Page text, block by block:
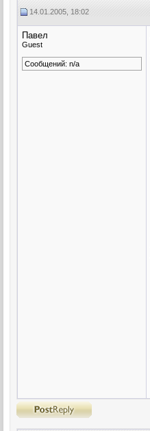
14.01.2005, 18:02
Павел
Guest
Сообщений: n/a